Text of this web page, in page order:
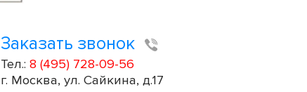
Заказать звонок
Тел.: 8 (495) 728-09-56
г. Москва, ул. Сайкина, д.17